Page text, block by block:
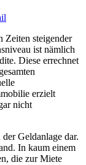
Zeiten steigender
ist nämlich
Diese errechnet
erzielt
nicht
Geldanlage dar.
In kaum einem
die zur Miete